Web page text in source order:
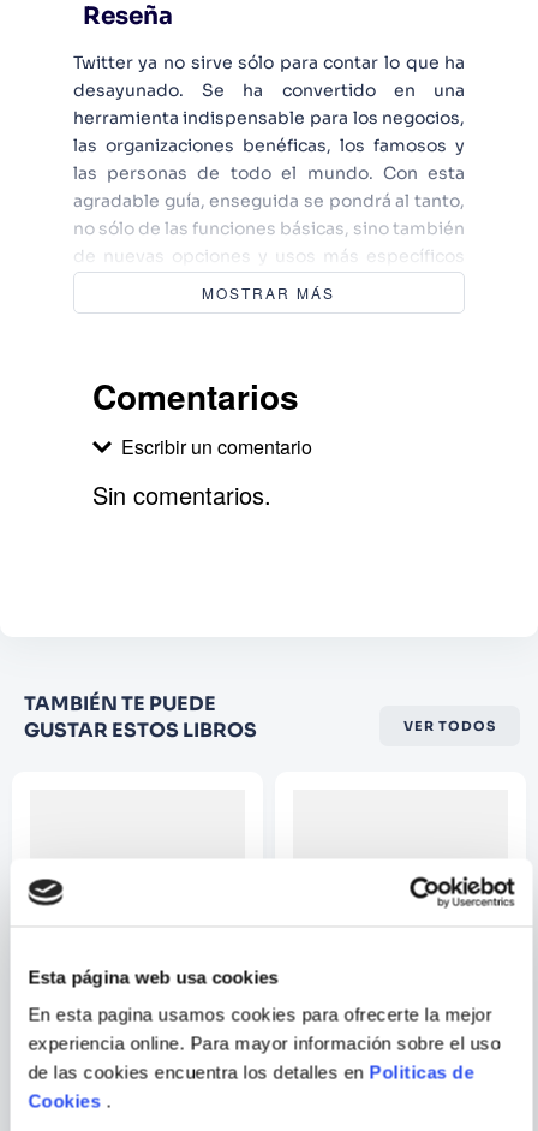
Esta página web usa cookies
En esta pagina usamos cookies para ofrecerte la mejor
experiencia online. Para mayor información sobre el uso
de las cookies encuentra los detalles en Politicas de
Cookies.
Reseña
Twitter ya no sirve sólo para contar lo que ha
desayunado. Se ha convertido en una
herramienta indispensable para los negocios,
las organizaciones benéficas, los famosos y
las personas de todo el mundo. Con esta
agradable guía, enseguida se pondrá al tanto,
no sólo de las funciones básicas, sino también
de nuevas opciones y usos más específicos
que le ayudarán a publicar mensajes con
confianza. Este libro escrito por dos expertos
y explicaciones sencillas que le ayudarán a
puede ser útil y adictivo, así como distinto de
cómo puede explotar ese poder para
MOSTRAR MÁS
Comentarios
Escribir un comentario
Califique el producto de 1 a 5
estrellas
Escribir comentario
Sin comentarios.
TAMBIÉN TE PUEDE
GUSTAR ESTOS LIBROS
VER TODOS
TWITTER
EL ZEN DEL SOCIAL MEDIA
MARKETING